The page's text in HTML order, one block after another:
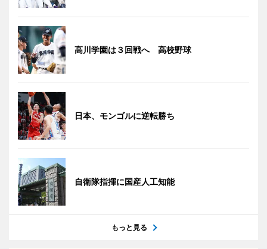
高川学園は３回戦へ 高校野球
日本、モンゴルに逆転勝ち
自衛隊指揮に国産人工知能
もっと見る